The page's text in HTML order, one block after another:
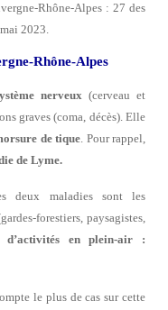
Rhône-Alpes : 27 des
2023.
Rhône-Alpes
nerveux (cerveau et
graves (coma, décès). Elle
de tique . Pour rappel,
de Lyme.
deux maladies sont les
forestiers, paysagistes,
d’activités en plein-air :
le plus de cas sur cette